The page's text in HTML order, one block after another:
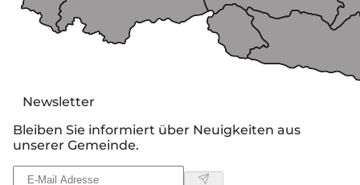
Newsletter
Bleiben Sie informiert über Neuigkeiten aus
unserer Gemeinde.